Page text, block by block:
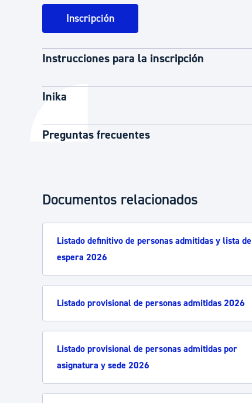
Inscripción
Instrucciones para la inscripción
Inika
Preguntas frecuentes
Documentos relacionados
Listado definitivo de personas admitidas y lista de
espera 2026
Listado provisional de personas admitidas 2026
Listado provisional de personas admitidas por
asignatura y sede 2026